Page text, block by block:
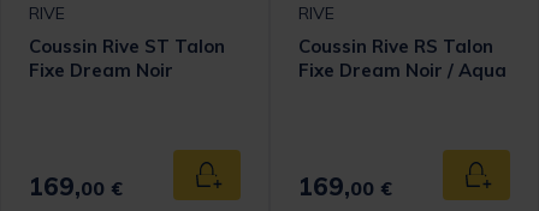
panier
RIVE
Coussin Rive ST Talon
Fixe Dream Noir
169,00 € Ajouter au panier
RIVE
Coussin Rive RS Talon
Fixe Dream Noir / Aqua
169,00 €